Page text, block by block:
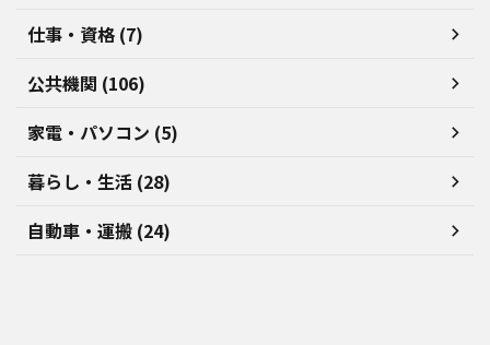
仕事・資格 (7)
公共機関 (106)
家電・パソコン (5)
暮らし・生活 (28)
自動車・運搬 (24)